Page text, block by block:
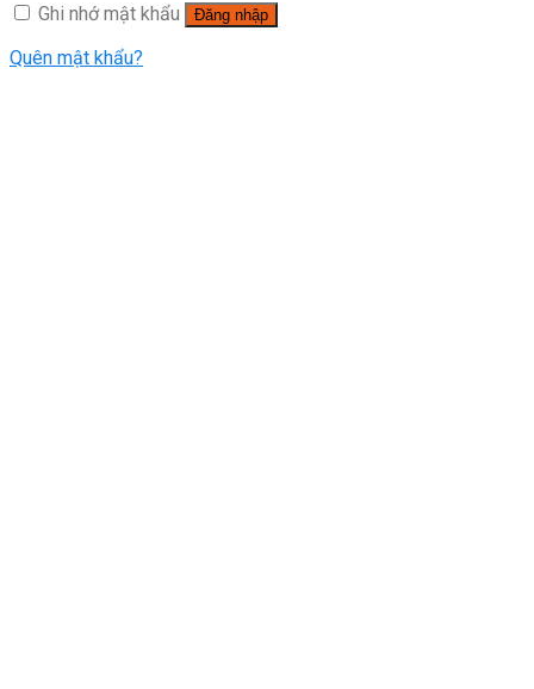
Ghi nhớ mật khẩu
Đăng nhập
Quên mật khẩu?